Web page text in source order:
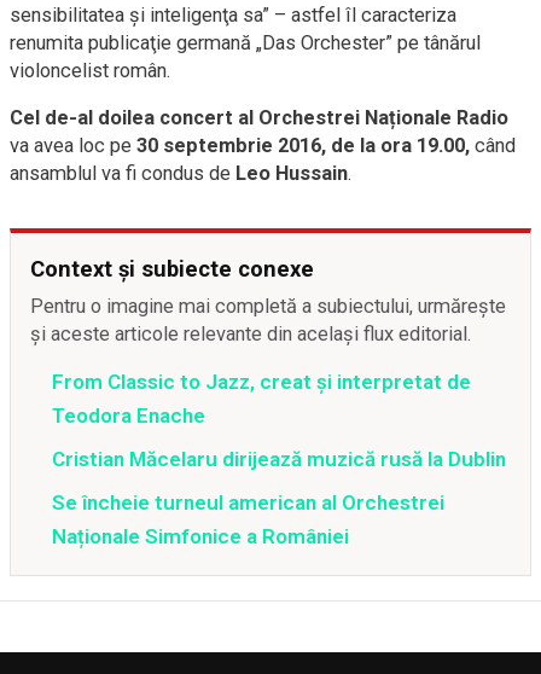
sensibilitatea şi inteligenţa sa” – astfel îl caracteriza
renumita publicaţie germană „Das Orchester” pe tânărul
violoncelist român.
Cel de-al doilea concert al Orchestrei Naționale Radio
va avea loc pe 30 septembrie 2016, de la ora 19.00, când
ansamblul va fi condus de Leo Hussain.
Context și subiecte conexe
Pentru o imagine mai completă a subiectului, urmărește
și aceste articole relevante din același flux editorial.
From Classic to Jazz, creat și interpretat de
Teodora Enache
Cristian Măcelaru dirijează muzică rusă la Dublin
Se încheie turneul american al Orchestrei
Naționale Simfonice a României